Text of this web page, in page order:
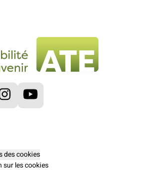
Instagram
des cookies
sur les cookies